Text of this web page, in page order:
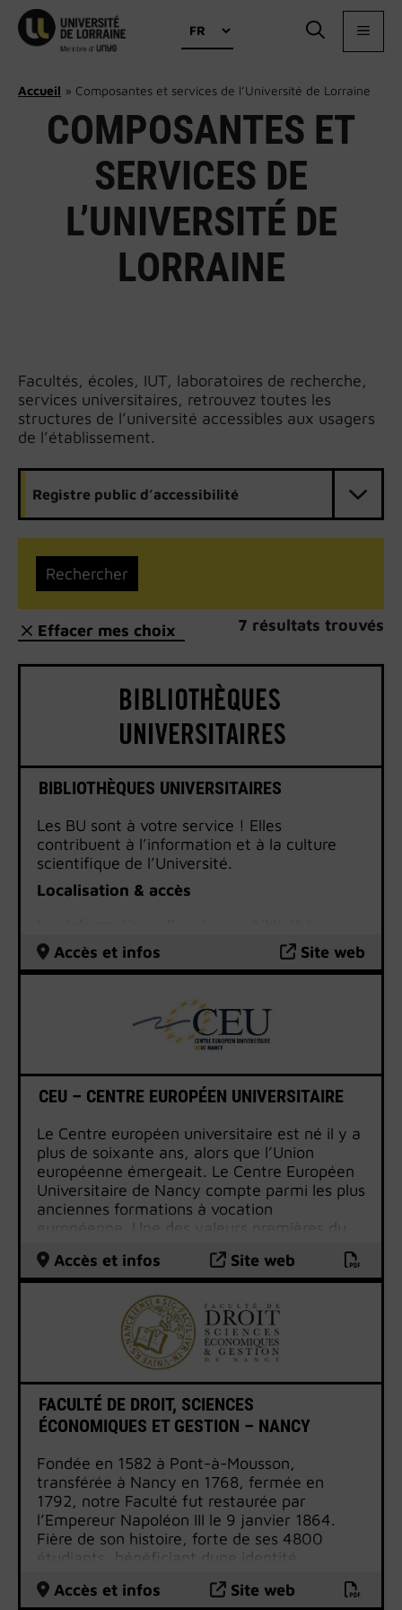
Aller
contenu
Choisir
une
Accueil » Composantes et services de l’Université de Lorraine
COMPOSANTES ET
SERVICES DE
L’UNIVERSITÉ DE
LORRAINE
Facultés, écoles, IUT, laboratoires de recherche,
services universitaires, retrouvez toutes les
structures de l’université accessibles aux usagers
de l’établissement.
Registre public d’accessibilité
Effacer mes choix 7 résultats trouvés
BIBLIOTHÈQUES UNIVERSITAIRES
Les BU sont à votre service ! Elles
contribuent à l’information et à la culture
scientifique de l’Université.
Localisation & accès
universitaires sont disponibles sur le site
internet des BU.
Accès et infos Site web
CEU – CENTRE EUROPÉEN UNIVERSITAIRE
Le Centre européen universitaire est né il y a
plus de soixante ans, alors que l’Union
européenne émergeait. Le Centre Européen
Universitaire de Nancy compte parmi les plus
anciennes formations à vocation
européenne. Une des valeurs premières du
de brassage entre l’Europe de l’Est et de
l’Europe de l’Ouest.
Bénéficiant de l’expertise d’intervenants
d’horizons et de spécialités différents, le CEU
a su rapidement imposer sa marque en
développant une approche originale et
pluridisciplinaire de l’enseignement des
questions européennes.
Accès et infos Site web
FACULTÉ DE DROIT, SCIENCES
ÉCONOMIQUES ET GESTION – NANCY
Fondée en 1582 à Pont-à-Mousson,
transférée à Nancy en 1768, fermée en
1792, notre Faculté fut restaurée par
l’Empereur Napoléon III le 9 janvier 1864.
Fière de son histoire, forte de ses 4800
étudiants, bénéficiant dune identité
Sciences économiques et gestion de Nancy
Accès et infos Site web